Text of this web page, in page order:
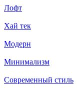
Лофт
Хай тек
Модерн
Минимализм
Современный стиль